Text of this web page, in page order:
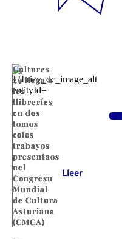
Cultures
29 llega a
les
llibreríes
en dos
tomos
colos
trabayos
presentaos
nel
Congresu
Mundial
de Cultura
Asturiana
(CMCA)
Lleer